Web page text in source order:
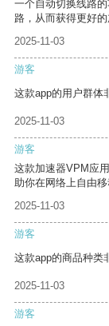
一个自动切换线路
路，从而获得更好的
2025-11-03
游客
这款app的用户群体
2025-11-03
游客
这款加速器VPM应
助你在网络上自由移
2025-11-03
游客
这款app的商品种类
2025-11-03
游客